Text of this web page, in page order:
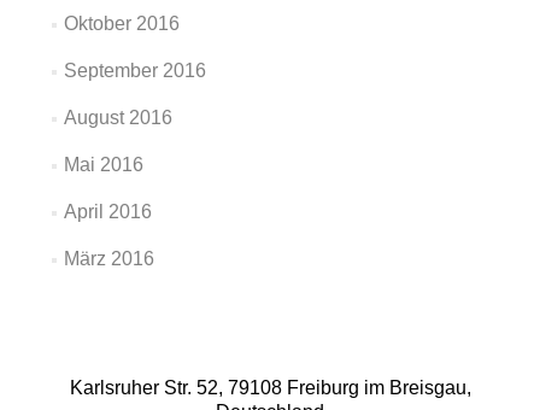
Oktober 2016
September 2016
August 2016
Mai 2016
April 2016
März 2016
Karlsruher Str. 52, 79108 Freiburg im Breisgau,